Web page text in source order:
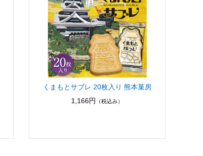
くまもとサブレ 20枚入り 熊本菓房
1,166円
（税込み）